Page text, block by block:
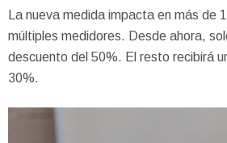
La nueva medida impacta en más de
múltiples medidores. Desde ahora,
descuento del 50%. El resto recibirá
30%.